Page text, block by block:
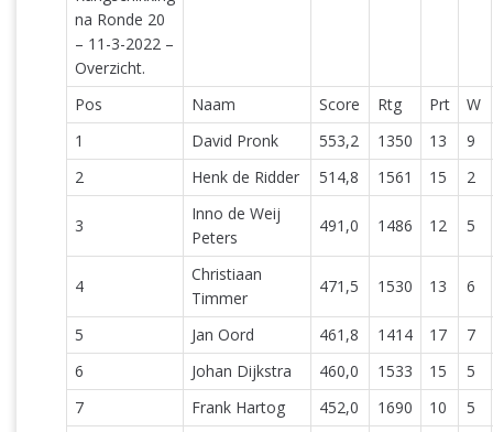
na Ronde 20
– 11-3-2022 –
Overzicht.
Pos
Naam Score Rtg Prt
W
1
David Pronk 553,2 1350 13
9
2
Henk de Ridder 514,8 1561 15 2
3
Inno de Weij
Peters
491,0 1486 12 5
4
Christiaan
Timmer
471,5 1530 13 6
5 Jan Oord 461,8 1414 17
7
6
Johan Dijkstra 460,0 1533 15
5
7
Frank Hartog 452,0 1690 10
5